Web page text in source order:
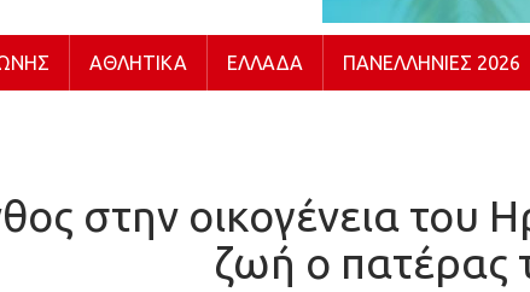
ΑΘΛΗΤΙΚΆ ΕΛΛΆΔΑ ΠΑΝΕΛΛΉΝΙΕΣ 2026
στην οικογένεια του
ζωή ο πατέρας